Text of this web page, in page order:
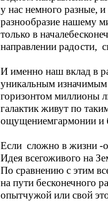
у нас немного разные, и
разнообразие нашему
только в
направлении радости,
И именно наш вклад в
уникальным
горизонтом миллионы
галактик живут по
ощущениемгармонии и
Если сложно в жизни -
Идея всегоживого на
По сравнению с этим
на пути бесконечного
опытчужой или свой